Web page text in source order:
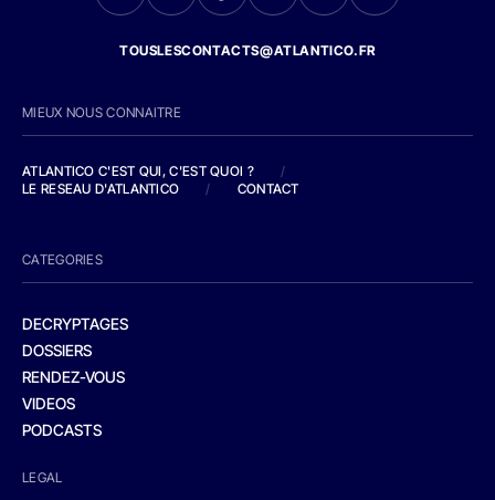
TOUSLESCONTACTS@ATLANTICO.FR
MIEUX NOUS CONNAITRE
ATLANTICO C'EST QUI, C'EST QUOI ?
/
LE RESEAU D'ATLANTICO
/ CONTACT
CATEGORIES
DECRYPTAGES
DOSSIERS
RENDEZ-VOUS
VIDEOS
PODCASTS
LEGAL